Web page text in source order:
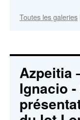
Toutes les galeries
Azpeitia
Ignacio